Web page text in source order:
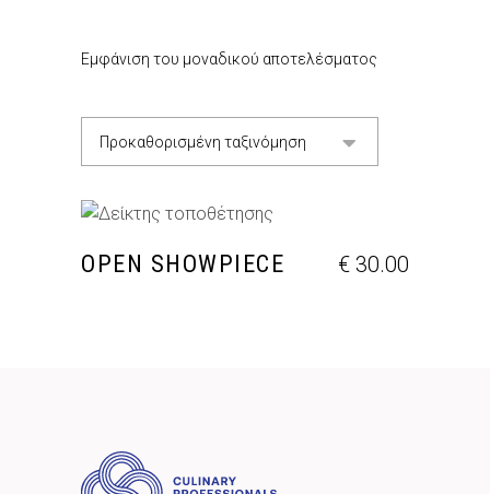
Εμφάνιση του μοναδικού αποτελέσματος
Προκαθορισμένη ταξινόμηση
ΠΡΟΣΘΉΚΗ ΣΤΟ ΚΑΛΆΘΙ
OPEN SHOWPIECE € 30.00